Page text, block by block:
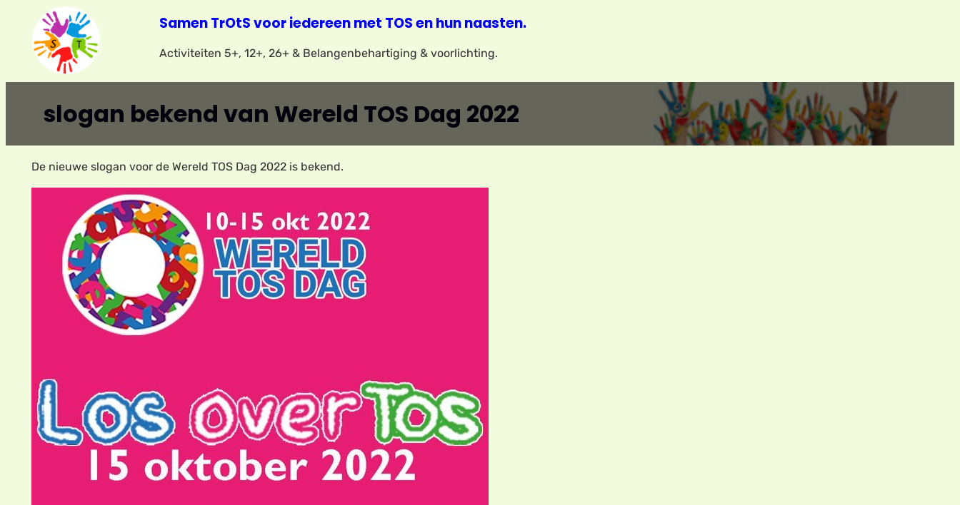
Samen TrOtS voor iedereen met TOS en hun naasten.
Activiteiten 5+, 12+, 26+ & Belangenbehartiging & voorlichting.
slogan bekend van Wereld TOS Dag 2022
De nieuwe slogan voor de Wereld TOS Dag 2022 is bekend.